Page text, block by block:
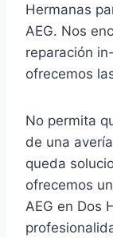
Hermanas
AEG. Nos
reparación
ofrecemos
No permita
de una
queda
ofrecemos
AEG en Dos